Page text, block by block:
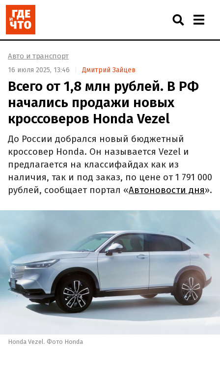
Авто и транспорт
16 июля 2025, 13:46 Дмитрий Зайцев
Всего от 1,8 млн рублей. В РФ
начались продажи новых
кроссоверов Honda Vezel
До России добрался новый бюджетный
кроссовер Honda. Он называется Vezel и
предлагается на классифайдах как из
наличия, так и под заказ, по цене от 1 791 000
рублей, сообщает портал «Автоновости дня».
Honda Vezel. Фото Honda